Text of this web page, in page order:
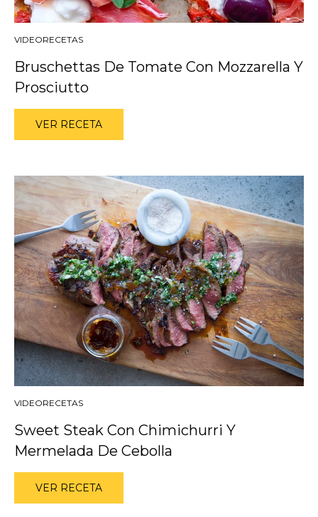
VIDEORECETAS
Bruschettas De Tomate Con Mozzarella Y
Prosciutto
VER RECETA
VIDEORECETAS
Sweet Steak Con Chimichurri Y
Mermelada De Cebolla
VER RECETA